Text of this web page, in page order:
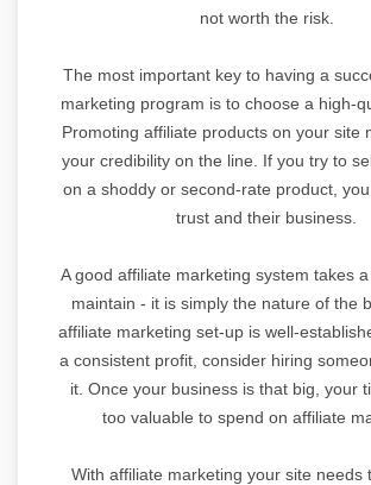
not worth the risk.
The most important key to having a
marketing program is to choose a high-
Promoting affiliate products on your site
your credibility on the line. If you try to
on a shoddy or second-rate product,
trust and their business.
A good affiliate marketing system takes
maintain - it is simply the nature of the
affiliate marketing set-up is well-
a consistent profit, consider hiring
it. Once your business is that big, your
too valuable to spend on affiliate
With affiliate marketing your site needs